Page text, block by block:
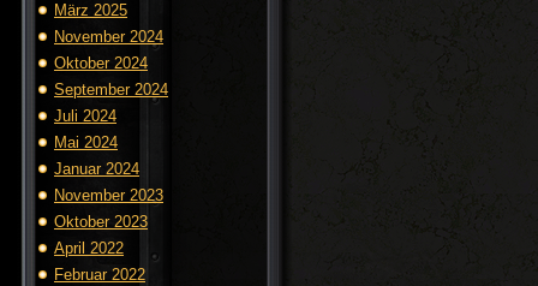
März 2025
November 2024
Oktober 2024
September 2024
Juli 2024
Mai 2024
Januar 2024
November 2023
Oktober 2023
April 2022
Februar 2022